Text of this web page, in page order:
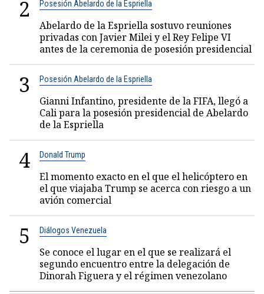
2 Posesión Abelardo de la Espriella
Abelardo de la Espriella sostuvo reuniones
privadas con Javier Milei y el Rey Felipe VI
antes de la ceremonia de posesión presidencial
3 Posesión Abelardo de la Espriella
Gianni Infantino, presidente de la FIFA, llegó a
Cali para la posesión presidencial de Abelardo
de la Espriella
4 Donald Trump
El momento exacto en el que el helicóptero en
el que viajaba Trump se acerca con riesgo a un
avión comercial
5 Diálogos Venezuela
Se conoce el lugar en el que se realizará el
segundo encuentro entre la delegación de
Dinorah Figuera y el régimen venezolano